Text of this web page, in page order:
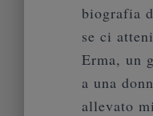
biografia
se ci
Erma, un
a una
allevato